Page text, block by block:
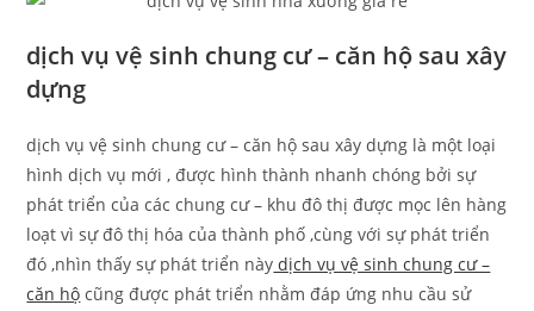
dịch vụ vệ sinh chung cư – căn hộ sau xây
dựng
dịch vụ vệ sinh chung cư – căn hộ sau xây dựng là một loại
hình dịch vụ mới , được hình thành nhanh chóng bởi sự
phát triển của các chung cư – khu đô thị được mọc lên hàng
loạt vì sự đô thị hóa của thành phố ,cùng với sự phát triển
đó ,nhìn thấy sự phát triển này dịch vụ vệ sinh chung cư –
căn hộ cũng được phát triển nhằm đáp ứng nhu cầu sử